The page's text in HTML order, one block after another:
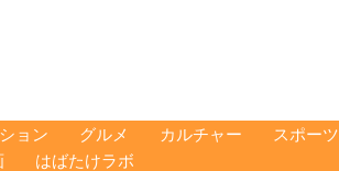
ョン グルメ カルチャー
スポーツ
はばたけラボ